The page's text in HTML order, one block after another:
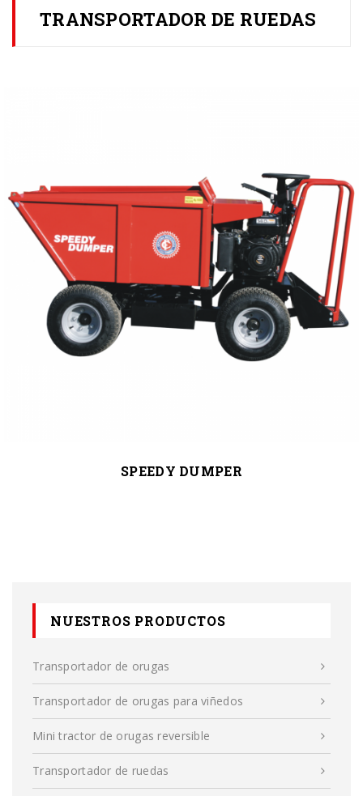
TRANSPORTADOR DE RUEDAS
SPEEDY DUMPER
NUESTROS PRODUCTOS
Transportador de orugas
Transportador de orugas para viñedos
Mini tractor de orugas reversible
Transportador de ruedas